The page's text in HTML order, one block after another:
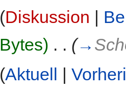
(Diskussion |
Bytes) . . (→
(Aktuell |